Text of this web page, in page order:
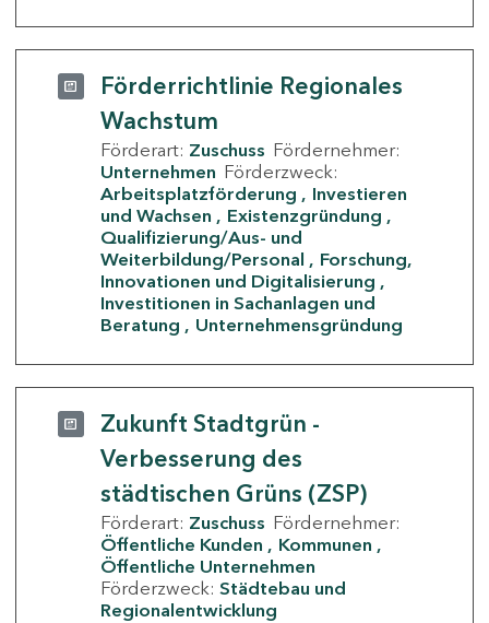
Förderrichtlinie Regionales
Wachstum
Förderart: Zuschuss Fördernehmer:
Unternehmen Förderzweck:
Arbeitsplatzförderung
Investieren
und Wachsen
Existenzgründung
Qualifizierung/Aus- und
Weiterbildung/Personal
Forschung,
Innovationen und Digitalisierung
Investitionen in Sachanlagen und
Beratung
Unternehmensgründung
Zukunft Stadtgrün -
Verbesserung des
städtischen Grüns (ZSP)
Förderart: Zuschuss Fördernehmer:
Öffentliche Kunden
Kommunen
Öffentliche Unternehmen
Förderzweck: Städtebau und
Regionalentwicklung